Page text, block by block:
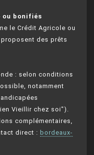
ou bonifiés
le Crédit Agricole ou
proposent des prêts
: selon conditions
notamment
Vieillir chez soi").
complémentaires,
direct : bordeaux-